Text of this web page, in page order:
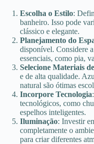
Escolha o Estilo:
banheiro. Isso pode
clássico e elegante.
Planejamento do
disponível. Considere
essenciais, como pia,
Selecione Materiais
e de alta qualidade.
natural são ótimas
Incorpore Tecnologia
tecnológicos, como
espelhos inteligentes.
Iluminação: Investir
completamente o
para criar diferentes